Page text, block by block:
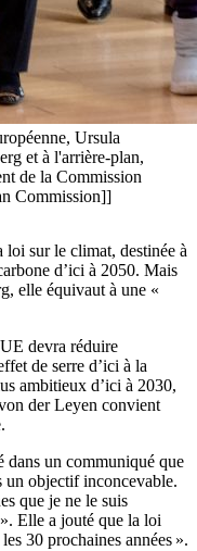
Ursula
et à l'arrière-plan,
de la Commission
Commission]]
loi sur le climat, destinée à
d’ici à 2050. Mais
elle équivaut à une «
devra réduire
de serre d’ici à la
ambitieux d’ici à 2030,
der Leyen convient
dans un communiqué que
un objectif inconcevable.
que je ne le suis
Elle a jouté que la loi
30 prochaines années ».